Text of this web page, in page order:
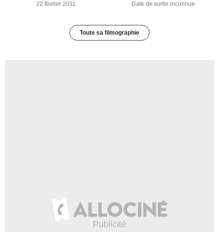
22 février 2011 Date de sortie inconnue
Toute sa filmographie